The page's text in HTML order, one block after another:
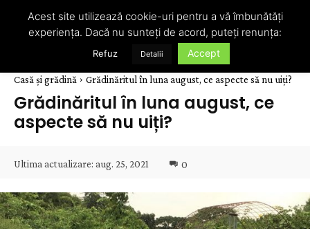
Casă și grădină Grădinăritul în luna august, ce aspecte să nu uiți?
Grădinăritul în luna august, ce
aspecte să nu uiți?
Ultima actualizare: aug. 25, 2021 0
Acest site utilizează cookie-uri pentru a vă îmbunătăți
experiența. Dacă nu sunteți de acord, puteți renunța:
Refuz Detalii Accept